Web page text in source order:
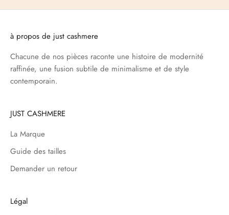
à propos de just cashmere
Chacune de nos pièces raconte une histoire de modernité
raffinée, une fusion subtile de minimalisme et de style
contemporain.
JUST CASHMERE
La Marque
Guide des tailles
Demander un retour
Légal